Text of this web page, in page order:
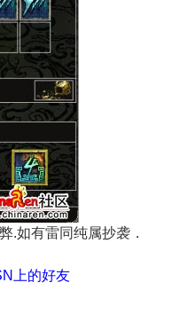
.如有雷同纯属抄袭．
上的好友